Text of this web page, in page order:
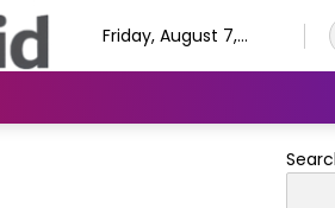
Friday, August 7,